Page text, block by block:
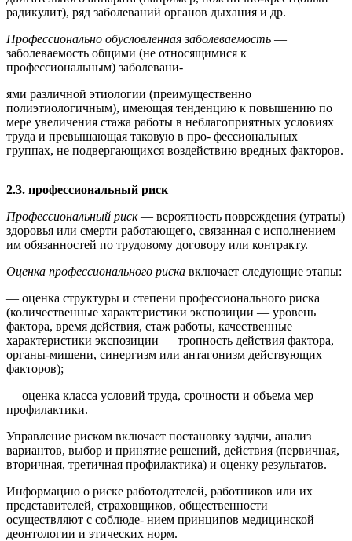
радикулит), ряд заболеваний органов дыхания и др.
Профессионально обусловленная заболеваемость —
заболеваемость общими (не относящимися к
профессиональным) заболевани-
ями различной этиологии (преимущественно
полиэтиологичным), имеющая тенденцию к повышению по
мере увеличения стажа работы в неблагоприятных условиях
труда и превышающая таковую в про- фессиональных
группах, не подвергающихся воздействию вредных факторов.
2.3. профессиональный риск
Профессиональный риск— вероятность повреждения (утраты)
здоровья или смерти работающего, связанная с исполнением
им обязанностей по трудовому договору или контракту.
Оценка профессионального риска включает следующие этапы:
— оценка структуры и степени профессионального риска
(количественные характеристики экспозиции — уровень
фактора, время действия, стаж работы, качественные
характеристики экспозиции — тропность действия фактора,
органы-мишени, синергизм или антагонизм действующих
факторов);
— оценка класса условий труда, срочности и объема мер
профилактики.
Управление риском включает постановку задачи, анализ
вариантов, выбор и принятие решений, действия (первичная,
вторичная, третичная профилактика) и оценку результатов.
Информацию о риске работодателей, работников или их
представителей, страховщиков, общественности
осуществляют с соблюде- нием принципов медицинской
деонтологии и этических норм.